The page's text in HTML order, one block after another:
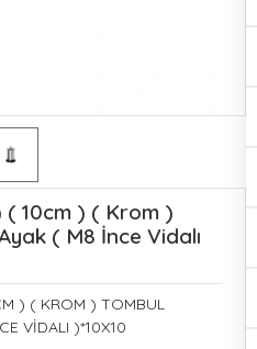
( 10cm ) ( Krom )
( M8 İnce Vidalı
) ( KROM ) TOMBUL
VİDALI )*10X10